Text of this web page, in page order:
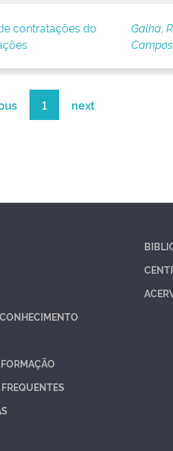
contratações do
Galha,
1 next